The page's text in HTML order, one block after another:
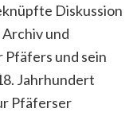
Diskussion
und
und sein
Jahrhundert
Pfäferser